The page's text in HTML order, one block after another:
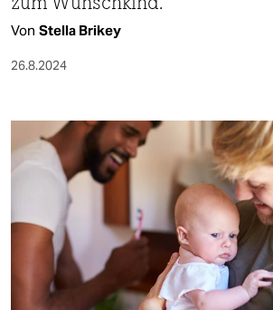
Von Stella Brikey
26.8.2024